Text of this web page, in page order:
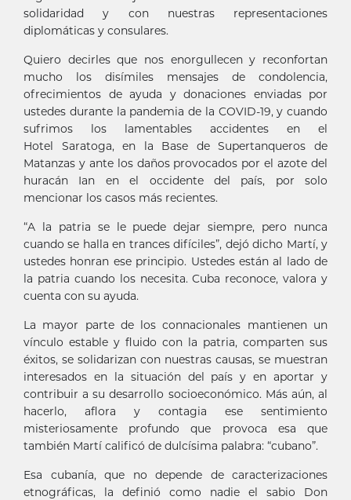
solidaridad y con nuestras representaciones
diplomáticas y consulares.
Quiero decirles que nos enorgullecen y reconfortan
mucho los disímiles mensajes de condolencia,
ofrecimientos de ayuda y donaciones enviadas por
ustedes durante la pandemia de la COVID-19, y cuando
sufrimos los lamentables accidentes en el
Hotel Saratoga, en la Base de Supertanqueros de
Matanzas y ante los daños provocados por el azote del
huracán Ian en el occidente del país, por solo
mencionar los casos más recientes.
“A la patria se le puede dejar siempre, pero nunca
cuando se halla en trances difíciles”, dejó dicho Martí, y
ustedes honran ese principio. Ustedes están al lado de
la patria cuando los necesita. Cuba reconoce, valora y
cuenta con su ayuda.
La mayor parte de los connacionales mantienen un
vínculo estable y fluido con la patria, comparten sus
éxitos, se solidarizan con nuestras causas, se muestran
interesados en la situación del país y en aportar y
contribuir a su desarrollo socioeconómico. Más aún, al
hacerlo, aflora y contagia ese sentimiento
misteriosamente profundo que provoca esa que
también Martí calificó de dulcísima palabra: “cubano”.
Esa cubanía, que no depende de caracterizaciones
etnográficas, la definió como nadie el sabio Don